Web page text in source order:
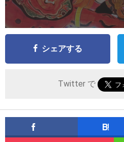
シェアする
Twitter で